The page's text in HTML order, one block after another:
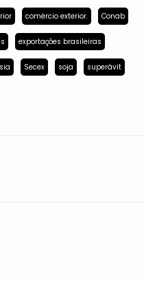
comércio exterior. Conab
exportações brasileiras
Secex soja superávit